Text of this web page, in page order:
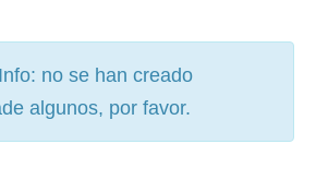
no se han creado
algunos, por favor.